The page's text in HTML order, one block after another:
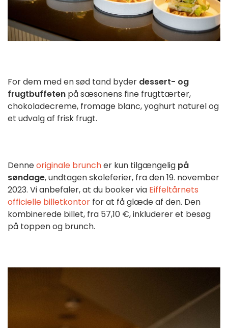
For dem med en sød tand byder dessert- og
frugtbuffeten på sæsonens fine frugttærter,
chokoladecreme, fromage blanc, yoghurt naturel og
et udvalg af frisk frugt.
Denne originale brunch er kun tilgængelig på
søndage, undtagen skoleferier, fra den 19. november
2023. Vi anbefaler, at du booker via Eiffeltårnets
officielle billetkontor for at få glæde af den. Den
kombinerede billet, fra 57,10 €, inkluderer et besøg
på toppen og brunch.